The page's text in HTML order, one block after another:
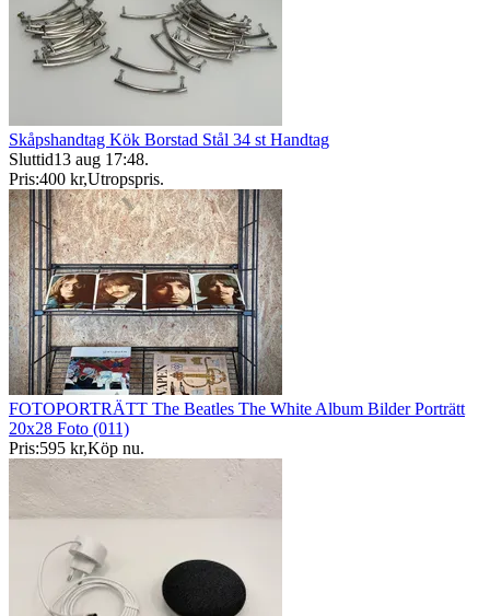
Skåpshandtag Kök Borstad Stål 34 st Handtag
Sluttid13 aug 17:48.
Pris:400 kr,Utropspris.
FOTOPORTRÄTT The Beatles The White Album Bilder Porträtt
20x28 Foto (011)
Pris:595 kr,Köp nu.